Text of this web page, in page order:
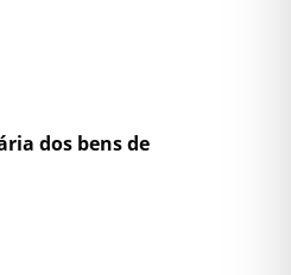
dos bens de